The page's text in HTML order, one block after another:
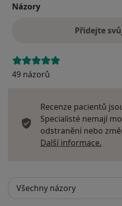
Názory
Přidejte
49 názorů
Recenze pacientů
Specialisté nemají
odstranění nebo
Další informace.